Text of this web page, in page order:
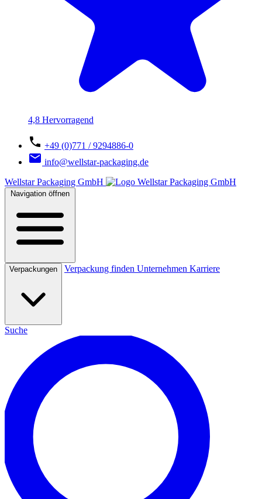
4,8 Hervorragend
+49 (0)771 / 9294886-0
info@wellstar-packaging.de
Wellstar Packaging GmbH
Navigation öffnen
Verpackungen Verpackung finden Unternehmen Karriere
Suche